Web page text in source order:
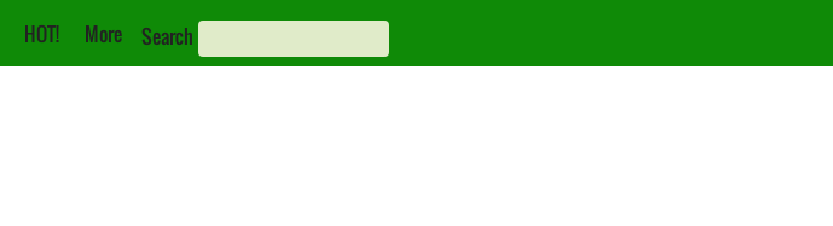
HOT! More Search